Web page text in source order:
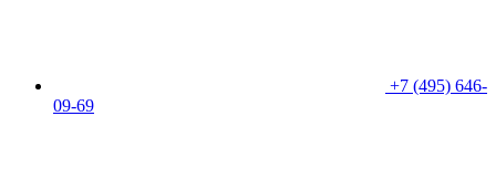
+7 (495) 646-
09-69